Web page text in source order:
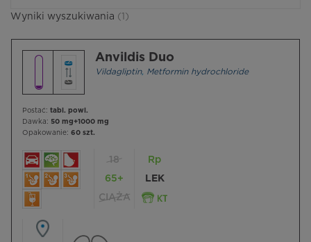
Wyniki wyszukiwania (1)
Anvildis Duo
Vildagliptin, Metformin hydrochloride
Postać: tabl. powl.
Dawka: 50 mg+1000 mg
Opakowanie: 60 szt.
18
65+
CIĄŻA
Rp
LEK